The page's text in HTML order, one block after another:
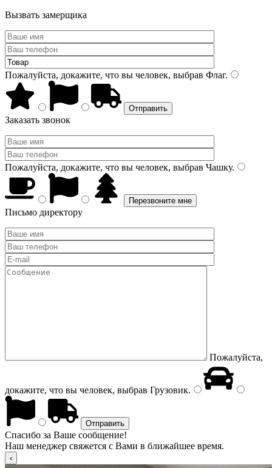
Вызвать замерщика
Пожалуйста, докажите, что вы человек, выбрав Флаг.
Заказать звонок
Пожалуйста, докажите, что вы человек, выбрав Чашку.
Письмо директору
Пожалуйста,
докажите, что вы человек, выбрав Грузовик.
Спасибо за Ваше сообщение!
Наш менеджер свяжется с Вами в ближайшее время.